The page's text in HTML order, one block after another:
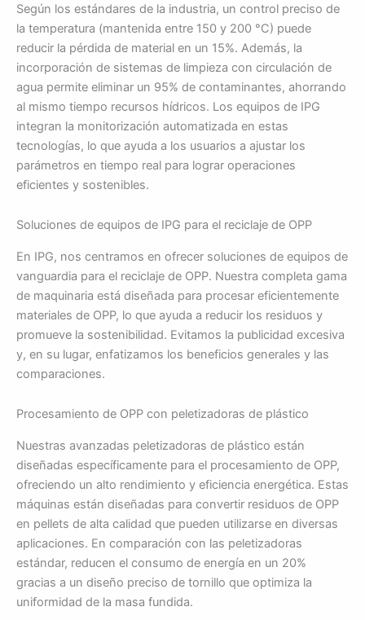
Según los estándares de la industria, un control preciso de
la temperatura (mantenida entre 150 y 200 °C) puede
reducir la pérdida de material en un 15%. Además, la
incorporación de sistemas de limpieza con circulación de
agua permite eliminar un 95% de contaminantes, ahorrando
al mismo tiempo recursos hídricos. Los equipos de IPG
integran la monitorización automatizada en estas
tecnologías, lo que ayuda a los usuarios a ajustar los
parámetros en tiempo real para lograr operaciones
eficientes y sostenibles.
Soluciones de equipos de IPG para el reciclaje de OPP
En IPG, nos centramos en ofrecer soluciones de equipos de
vanguardia para el reciclaje de OPP. Nuestra completa gama
de maquinaria está diseñada para procesar eficientemente
materiales de OPP, lo que ayuda a reducir los residuos y
promueve la sostenibilidad. Evitamos la publicidad excesiva
y, en su lugar, enfatizamos los beneficios generales y las
comparaciones.
Procesamiento de OPP con peletizadoras de plástico
Nuestras avanzadas peletizadoras de plástico están
diseñadas específicamente para el procesamiento de OPP,
ofreciendo un alto rendimiento y eficiencia energética. Estas
máquinas están diseñadas para convertir residuos de OPP
en pellets de alta calidad que pueden utilizarse en diversas
aplicaciones. En comparación con las peletizadoras
estándar, reducen el consumo de energía en un 20%
gracias a un diseño preciso de tornillo que optimiza la
uniformidad de la masa fundida.